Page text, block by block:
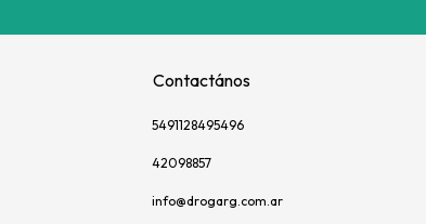
Contactános
5491128495496
42098857
info@drogarg.com.ar